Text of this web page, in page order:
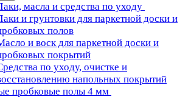
масла и средства по уходу
и грунтовки для паркетной доски и
полов
и воск для паркетной доски и
покрытий
по уходу, очистке и
напольных покрытий
пробковые полы 4 мм